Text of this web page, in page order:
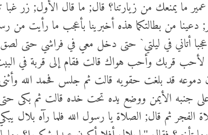
من بطالتكما هذه أخبرينا بأعجب ما رأيت من
أتاني في ليلتي` حتى دخل معي في فراشي حتى
لأحب قربك وأحب هواك قالت فقام إلى قربة في
دموعه قد بلغت حقويه قالت ثم جلس فحمد الله
جنبه الأيمن ووضع يده تحت خده قالت ثم بكى
ثم قال; الصلاة يا رسول الله فلما رآه بلال